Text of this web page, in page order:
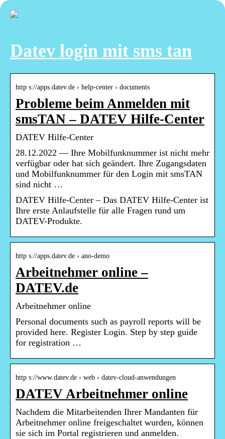
Datev login mit sms tan
http s://apps.datev.de › help-center › documents
Probleme beim Anmelden mit
smsTAN – DATEV Hilfe-Center
DATEV Hilfe-Center
28.12.2022 — Ihre Mobilfunknummer ist nicht mehr
verfügbar oder hat sich geändert. Ihre Zugangsdaten
und Mobilfunknummer für den Login mit smsTAN
sind nicht …
DATEV Hilfe-Center – Das DATEV Hilfe-Center ist
Ihre erste Anlaufstelle für alle Fragen rund um
DATEV-Produkte.
http s://apps.datev.de › ano-demo
Arbeitnehmer online –
DATEV.de
Arbeitnehmer online
Personal documents such as payroll reports will be
provided here. Register Login. Step by step guide
for registration …
http s://www.datev.de › web › datev-cloud-anwendungen
DATEV Arbeitnehmer online
Nachdem die Mitarbeitenden Ihrer Mandanten für
Arbeitnehmer online freigeschaltet wurden, können
sie sich im Portal registrieren und anmelden.